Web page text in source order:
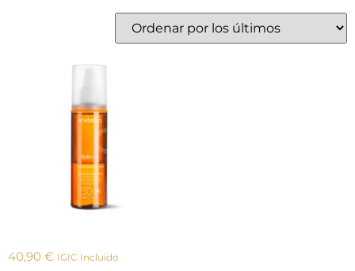
40,90 € IGIC Incluido